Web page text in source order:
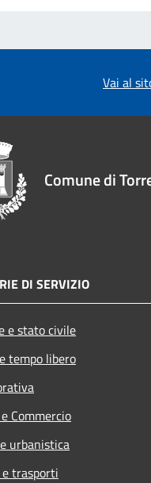
Vai al
Comune di
DI SERVIZIO
e stato civile
tempo libero
Commercio
urbanistica
trasporti